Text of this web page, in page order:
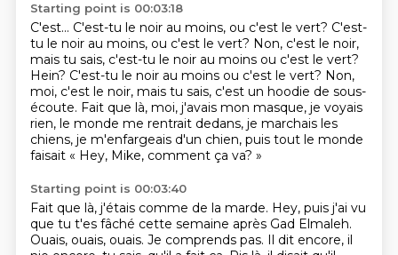
Starting point is 00:03:18
C'est... C'est-tu le noir au moins, ou c'est le vert? C'est-
tu le noir au moins, ou c'est le vert? Non, c'est le noir,
mais tu sais, c'est-tu le noir au moins ou c'est le vert?
Hein? C'est-tu le noir au moins ou c'est le vert? Non,
moi, c'est le noir, mais tu sais, c'est un hoodie de sous-
écoute. Fait que là, moi, j'avais mon masque, je voyais
rien, le monde me rentrait dedans, je marchais les
chiens, je m'enfargeais d'un chien, puis tout le monde
faisait « Hey, Mike, comment ça va? »
Starting point is 00:03:40
Fait que là, j'étais comme de la marde. Hey, puis j'ai vu
que tu t'es fâché cette semaine après Gad Elmaleh.
Ouais, ouais, ouais. Je comprends pas. Il dit encore, il